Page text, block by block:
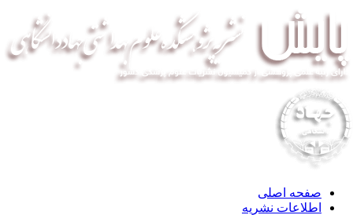
صفحه اصلی
اطلاعات نشریه